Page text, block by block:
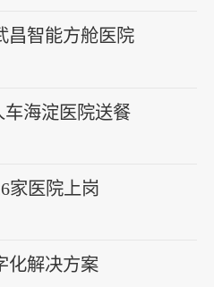
昌智能方舱医院
海淀医院送餐
家医院上岗
化解决方案